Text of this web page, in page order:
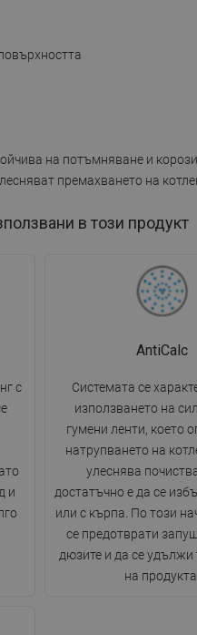
на потъмняване и
премахването на
в този продукт
с
и
AntiCalc
Системата се
използването на
гумени ленти, което
натрупването на
улеснява
достатъчно е да се
или с кърпа. По този
се предотврати
дюзите и да се удължи
на продукта.